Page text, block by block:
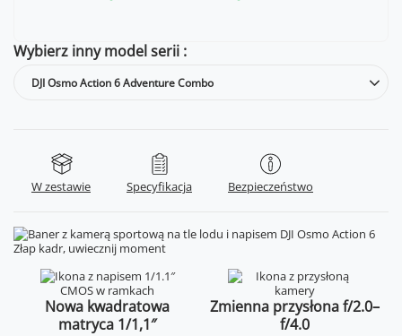
Wybierz inny model serii
DJI Osmo Action 6 Adventure Combo
W zestawie Specyfikacja Bezpieczeństwo
Nowa kwadratowa
matryca 1/1,1″
Zmienna przysłona f/2.0–
f/4.0